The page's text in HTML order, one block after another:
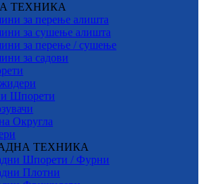
ТЕХНИКА
за перење алишта
за сушење алишта
за перење / сушење
за садови
Шпорети
Округла
ТЕХНИКА
Шпорети / Фурни
Плотни